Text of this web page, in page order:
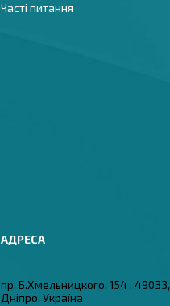
Часті питання
пр. Б.Хмельницкого, 154 , 49033,
Дніпро, Україна